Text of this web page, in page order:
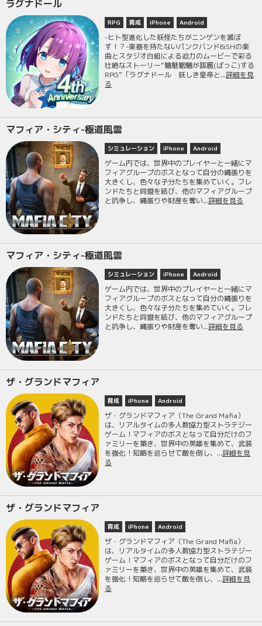
ラグナドール
RPG 育成 iPhone Android
-ヒト型進化した妖怪たちがニンゲンを滅ぼ
す！？-楽器を持たないパンクバンドBiSHの楽
曲とスタジオ白組による迫力のムービーで彩る
壮絶なストーリー“魑魅魍魎が跋扈(ばっこ)する
RPG”「ラグナドール 妖しき皇帝と...詳細を見
る
マフィア・シティ-極道風雲
シミュレーション iPhone Android
ゲーム内では、世界中のプレイヤーと一緒にマ
フィアグループのボスとなって自分の縄張りを
大きくし、色々な子分たちを集めていく。フレ
ンドたちと同盟を結び、他のマフィアグループ
と抗争し、縄張りや財産を奪い...詳細を見る
マフィア・シティ-極道風雲
シミュレーション iPhone Android
ゲーム内では、世界中のプレイヤーと一緒にマ
フィアグループのボスとなって自分の縄張りを
大きくし、色々な子分たちを集めていく。フレ
ンドたちと同盟を結び、他のマフィアグループ
と抗争し、縄張りや財産を奪い...詳細を見る
ザ・グランドマフィア
育成 iPhone Android
ザ・グランドマフィア（The Grand Mafia）
は、リアルタイムの多人数協力型ストラテジー
ゲーム！マフィアのボスとなって自分だけのフ
ァミリーを築き、世界中の英雄を集めて、武装
を強化！知略を巡らせて敵を倒し、...詳細を見
る
ザ・グランドマフィア
育成 iPhone Android
ザ・グランドマフィア（The Grand Mafia）
は、リアルタイムの多人数協力型ストラテジー
ゲーム！マフィアのボスとなって自分だけのフ
ァミリーを築き、世界中の英雄を集めて、武装
を強化！知略を巡らせて敵を倒し、...詳細を見
る